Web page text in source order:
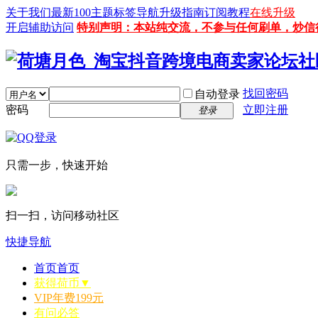
关于我们最新100主题标签导航升级指南订阅教程在线升级
开启辅助访问 特别声明：本站纯交流，不参与任何刷单，炒信
自动登录 找回密码
密码
登录 立即注册
只需一步，快速开始
扫一扫，访问移动社区
快捷导航
首页首页
获得荷币▼
VIP年费199元
有问必答